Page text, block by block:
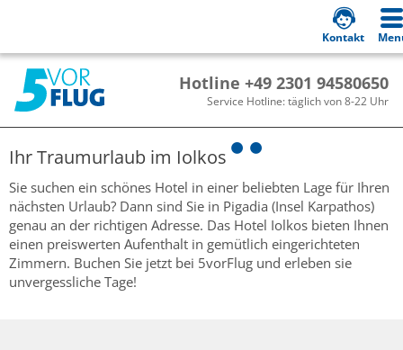
Hotline +49 2301 94580650
Service Hotline: täglich von 8-22 Uhr
Kontakt
Ihr Traumurlaub im Iolkos
Sie suchen ein schönes Hotel in einer beliebten Lage für Ihren
nächsten Urlaub? Dann sind Sie in Pigadia (Insel Karpathos)
genau an der richtigen Adresse. Das Hotel Iolkos bieten Ihnen
einen preiswerten Aufenthalt in gemütlich eingerichteten
Zimmern. Buchen Sie jetzt bei 5vorFlug und erleben sie
unvergessliche Tage!